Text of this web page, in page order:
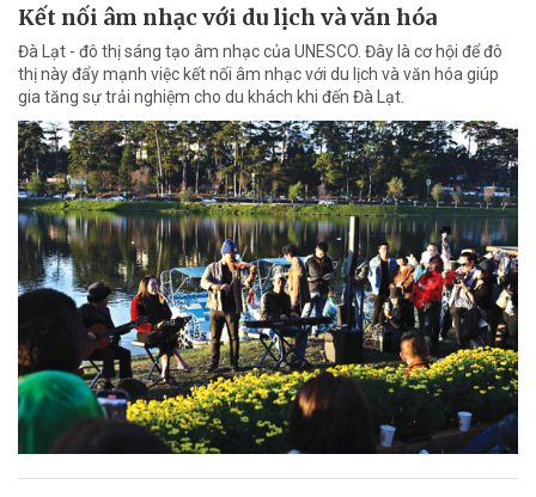
Kết nối âm nhạc với du lịch và văn hóa
Đà Lạt - đô thị sáng tạo âm nhạc của UNESCO. Đây là cơ hội để đô
thị này đẩy mạnh việc kết nối âm nhạc với du lịch và văn hóa giúp
gia tăng sự trải nghiệm cho du khách khi đến Đà Lạt.